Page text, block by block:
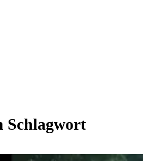
Schlagwort